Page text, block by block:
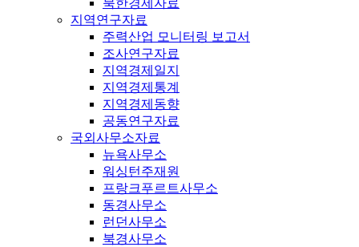
북한경제자료
지역연구자료
주력산업 모니터링 보고서
조사연구자료
지역경제일지
지역경제통계
지역경제동향
공동연구자료
국외사무소자료
뉴욕사무소
워싱턴주재원
프랑크푸르트사무소
동경사무소
런던사무소
북경사무소